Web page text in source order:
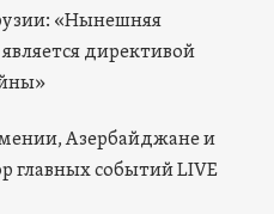
«Нынешняя
директивой
Азербайджане и
главных событий LIVE